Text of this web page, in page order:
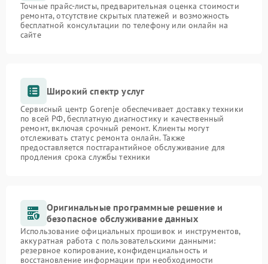
Точные прайс-листы, предварительная оценка стоимости
ремонта, отсутствие скрытых платежей и возможность
бесплатной консультации по телефону или онлайн на
сайте
Широкий спектр услуг
Сервисный центр Gorenje обеспечивает доставку техники
по всей РФ, бесплатную диагностику и качественный
ремонт, включая срочный ремонт. Клиенты могут
отслеживать статус ремонта онлайн. Также
предоставляется постгарантийное обслуживание для
продления срока службы техники
Оригинальные программные решение и
безопасное обслуживание данных
Использование официальных прошивок и инструментов,
аккуратная работа с пользовательскими данными:
резервное копирование, конфиденциальность и
восстановление информации при необходимости